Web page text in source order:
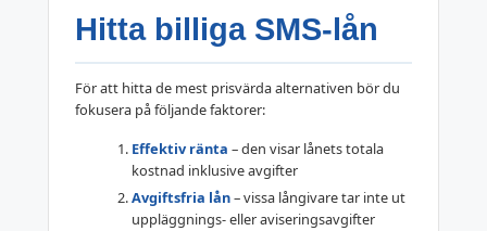
Hitta billiga SMS-lån
För att hitta de mest prisvärda alternativen bör du
fokusera på följande faktorer:
Effektiv ränta – den visar lånets totala
kostnad inklusive avgifter
Avgiftsfria lån– vissa långivare tar inte ut
uppläggnings- eller aviseringsavgifter